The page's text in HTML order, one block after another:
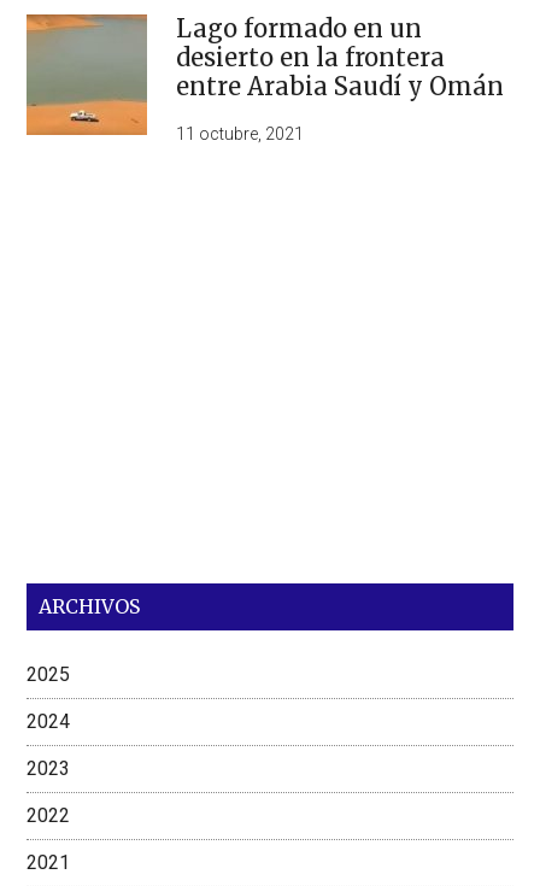
Lago formado en un
desierto en la frontera
entre Arabia Saudí y Omán
11 octubre, 2021
ARCHIVOS
2025
2024
2023
2022
2021